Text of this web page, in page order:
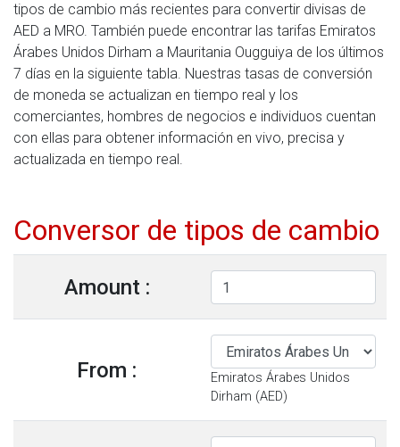
tipos de cambio más recientes para convertir divisas de
AED a MRO. También puede encontrar las tarifas Emiratos
Árabes Unidos Dirham a Mauritania Ougguiya de los últimos
7 días en la siguiente tabla. Nuestras tasas de conversión
de moneda se actualizan en tiempo real y los
comerciantes, hombres de negocios e individuos cuentan
con ellas para obtener información en vivo, precisa y
actualizada en tiempo real.
Conversor de tipos de cambio
Amount :
From :
Emiratos Árabes Unidos
Dirham (AED)